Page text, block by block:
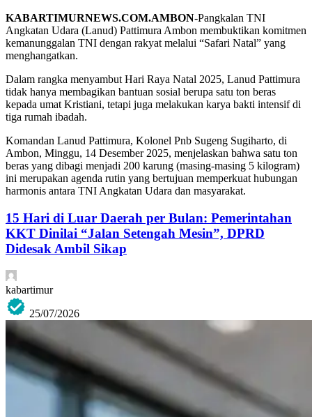
KABARTIMURNEWS.COM.AMBON-Pangkalan TNI
Angkatan Udara (Lanud) Pattimura Ambon membuktikan komitmen
kemanunggalan TNI dengan rakyat melalui “Safari Natal” yang
menghangatkan.
Dalam rangka menyambut Hari Raya Natal 2025, Lanud Pattimura
tidak hanya membagikan bantuan sosial berupa satu ton beras
kepada umat Kristiani, tetapi juga melakukan karya bakti intensif di
tiga rumah ibadah.
Komandan Lanud Pattimura, Kolonel Pnb Sugeng Sugiharto, di
Ambon, Minggu, 14 Desember 2025, menjelaskan bahwa satu ton
beras yang dibagi menjadi 200 karung (masing-masing 5 kilogram)
ini merupakan agenda rutin yang bertujuan memperkuat hubungan
harmonis antara TNI Angkatan Udara dan masyarakat.
15 Hari di Luar Daerah per Bulan: Pemerintahan
KKT Dinilai “Jalan Setengah Mesin”, DPRD
Didesak Ambil Sikap
kabartimur
25/07/2026